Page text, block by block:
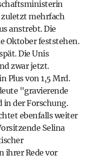
mehrfach
anstrebt. Die
Oktober feststehen.
Die Unis
zwar jetzt.
Plus von 1,5 Mrd.
"gravierende
der Forschung.
ebenfalls weiter
Selina
ihrer Rede vor